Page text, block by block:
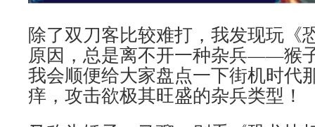
除了双刀客比较难打，我发现玩《
原因，总是离不开一种杂兵——猴
我会顺便给大家盘点一下街机时代
痒，攻击欲极其旺盛的杂兵类型！